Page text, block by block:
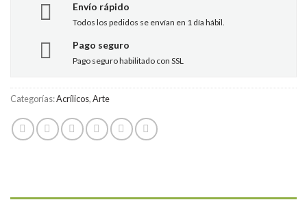
Envío rápido
Todos los pedidos se envían en 1 día hábil.
Pago seguro
Pago seguro habilitado con SSL
Categorías:Acrílicos,Arte